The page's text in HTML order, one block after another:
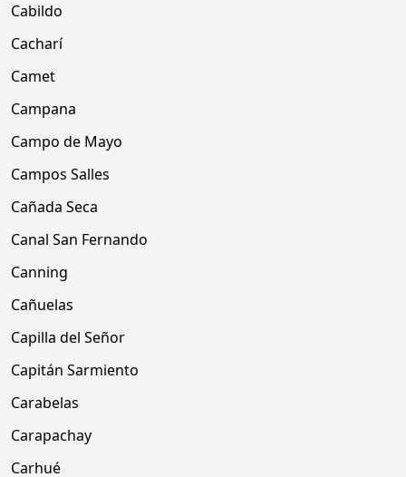
Cabildo
Cacharí
Camet
Campana
Campo de Mayo
Campos Salles
Cañada Seca
Canal San Fernando
Canning
Cañuelas
Capilla del Señor
Capitán Sarmiento
Carabelas
Carapachay
Carhué